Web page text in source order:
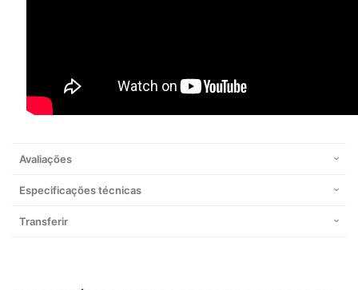
Avaliações
Especificações técnicas
Transferir